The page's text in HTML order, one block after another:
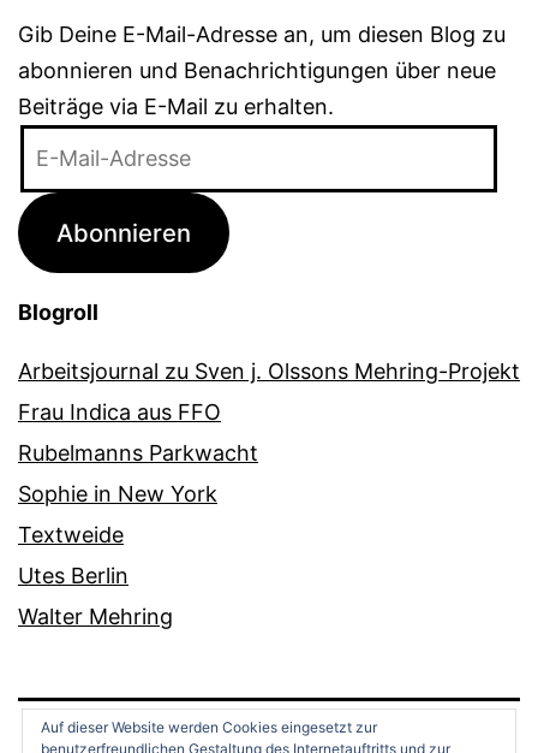
Gib Deine E-Mail-Adresse an, um diesen Blog zu
abonnieren und Benachrichtigungen über neue
Beiträge via E-Mail zu erhalten.
Adresse
Abonnieren
Blogroll
Arbeitsjournal zu Sven j. Olssons Mehring-Projekt
Frau Indica aus FFO
Rubelmanns Parkwacht
Sophie in New York
Textweide
Utes Berlin
Walter Mehring
Auf dieser Website werden Cookies eingesetzt zur
benutzerfreundlichen Gestaltung des Internetauftritts und zur